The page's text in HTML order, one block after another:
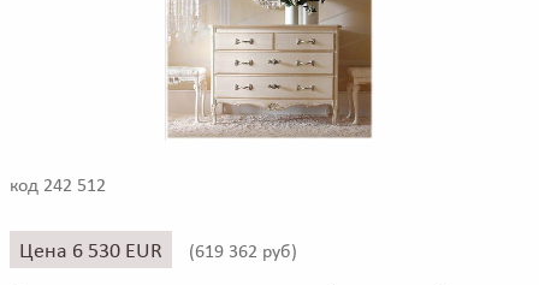
код 242 512
Цена 6 530 EUR (619 362 руб)